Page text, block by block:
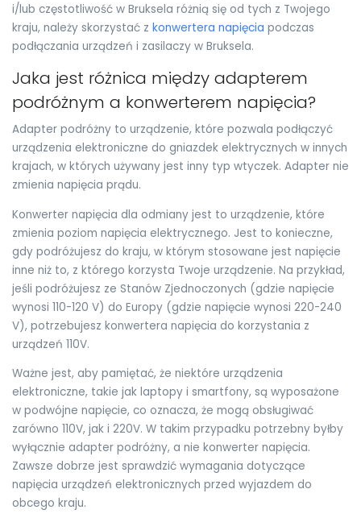
i/lub częstotliwość w Bruksela różnią się od tych z Twojego
kraju, należy skorzystać z konwertera napięcia podczas
podłączania urządzeń i zasilaczy w Bruksela.
Jaka jest różnica między adapterem
podróżnym a konwerterem napięcia?
Adapter podróżny to urządzenie, które pozwala podłączyć
urządzenia elektroniczne do gniazdek elektrycznych w innych
krajach, w których używany jest inny typ wtyczek. Adapter nie
zmienia napięcia prądu.
Konwerter napięcia dla odmiany jest to urządzenie, które
zmienia poziom napięcia elektrycznego. Jest to konieczne,
gdy podróżujesz do kraju, w którym stosowane jest napięcie
inne niż to, z którego korzysta Twoje urządzenie. Na przykład,
jeśli podróżujesz ze Stanów Zjednoczonych (gdzie napięcie
wynosi 110-120 V) do Europy (gdzie napięcie wynosi 220-240
V), potrzebujesz konwertera napięcia do korzystania z
urządzeń 110V.
Ważne jest, aby pamiętać, że niektóre urządzenia
elektroniczne, takie jak laptopy i smartfony, są wyposażone
w podwójne napięcie, co oznacza, że mogą obsługiwać
zarówno 110V, jak i 220V. W takim przypadku potrzebny byłby
wyłącznie adapter podróżny, a nie konwerter napięcia.
Zawsze dobrze jest sprawdzić wymagania dotyczące
napięcia urządzeń elektronicznych przed wyjazdem do
obcego kraju.